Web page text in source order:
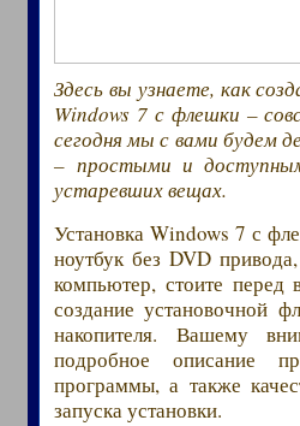
Здесь вы узнаете, как
Windows 7 с флешки –
сегодня мы с вами будем
– простыми и
устаревших вещах.
Установка Windows 7 с
ноутбук без DVD
компьютер, стоите
создание установочной
накопителя. Вашему
подробное описание
программы, а также
запуска установки.